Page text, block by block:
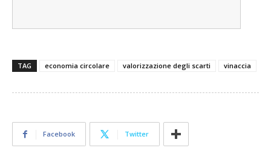
TAG economia circolare valorizzazione degli scarti vinaccia
Facebook Twitter